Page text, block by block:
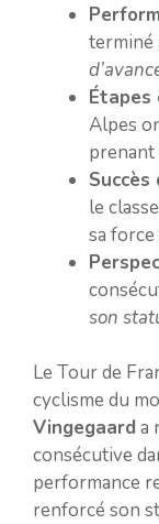
terminé
Étapes
Alpes
prenant
Succès
le
sa
son
Le Tour de
cyclisme du
Vingegaard a
consécutive
performance
renforcé son